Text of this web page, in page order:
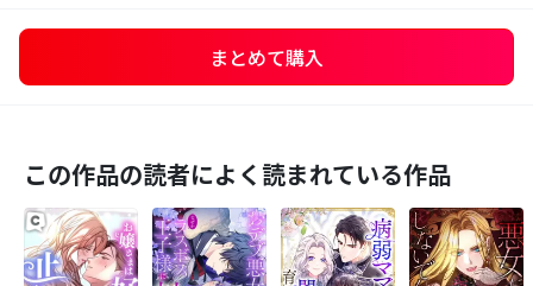
まとめて購入
この作品の読者によく読まれている作品